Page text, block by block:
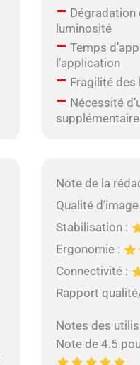
– Dégradation
luminosité
– Temps
l’application
– Fragilité des
– Nécessité
supplémentaire
Note de la
Qualité d’image
Stabilisation :
Ergonomie :
Connectivité :
Rapport
Notes des
Note de 4.5